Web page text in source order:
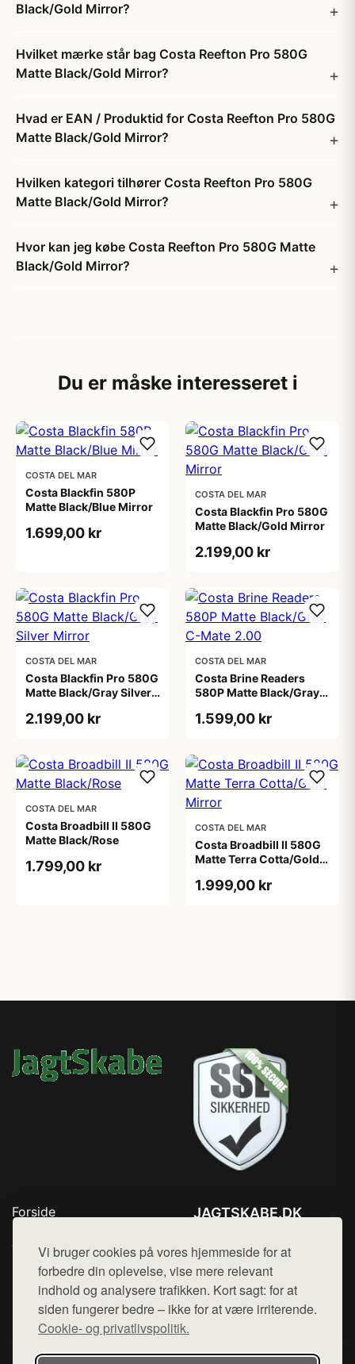
Vi bruger cookies på vores hjemmeside for at
forbedre din oplevelse, vise mere relevant
indhold og analysere trafikken. Kort sagt: for at
siden fungerer bedre – ikke for at være irriterende.
Cookie- og privatlivspolitik.
Black/Gold Mirror?
Hvilket mærke står bag Costa Reefton Pro 580G
Matte Black/Gold Mirror?
Hvad er EAN / Produktid for Costa Reefton Pro 580G
Matte Black/Gold Mirror?
Hvilken kategori tilhører Costa Reefton Pro 580G
Matte Black/Gold Mirror?
Hvor kan jeg købe Costa Reefton Pro 580G Matte
Black/Gold Mirror?
Du er måske interesseret i
COSTA DEL MAR
Costa Blackfin 580P
Matte Black/Blue Mirror
1.699,00 kr
COSTA DEL MAR
Costa Blackfin Pro 580G
Matte Black/Gold Mirror
2.199,00 kr
COSTA DEL MAR
Costa Blackfin Pro 580G
Matte Black/Gray Silver
2.199,00 kr
COSTA DEL MAR
Costa Brine Readers
580P Matte Black/Gray
1.599,00 kr
COSTA DEL MAR
Costa Broadbill II 580G
Matte Black/Rose
1.799,00 kr
COSTA DEL MAR
Costa Broadbill II 580G
Matte Terra Cotta/Gold
1.999,00 kr
Forside
Top Rabatter
Blog
Kontakt
JAGTSKABE.DK
Mail: hej@want.dk
Cookie- og privatlivspolitik